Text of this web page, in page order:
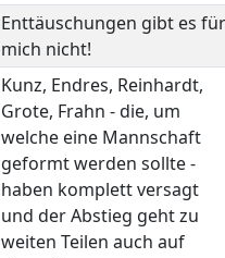
Enttäuschungen gibt es für
mich nicht!
Kunz, Endres, Reinhardt,
Grote, Frahn - die, um
welche eine Mannschaft
geformt werden sollte -
haben komplett versagt
und der Abstieg geht zu
weiten Teilen auch auf